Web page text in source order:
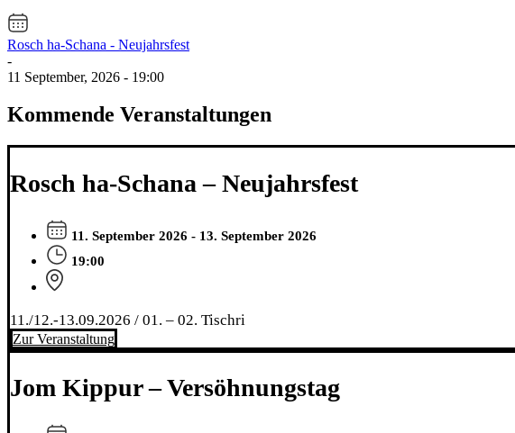
Rosch ha-Schana - Neujahrsfest
-
11 September, 2026 - 19:00
Kommende Veranstaltungen
Rosch ha-Schana – Neujahrsfest
11. September 2026 - 13. September 2026
19:00
11./12.-13.09.2026 / 01. – 02. Tischri
Zur Veranstaltung
Jom Kippur – Versöhnungstag